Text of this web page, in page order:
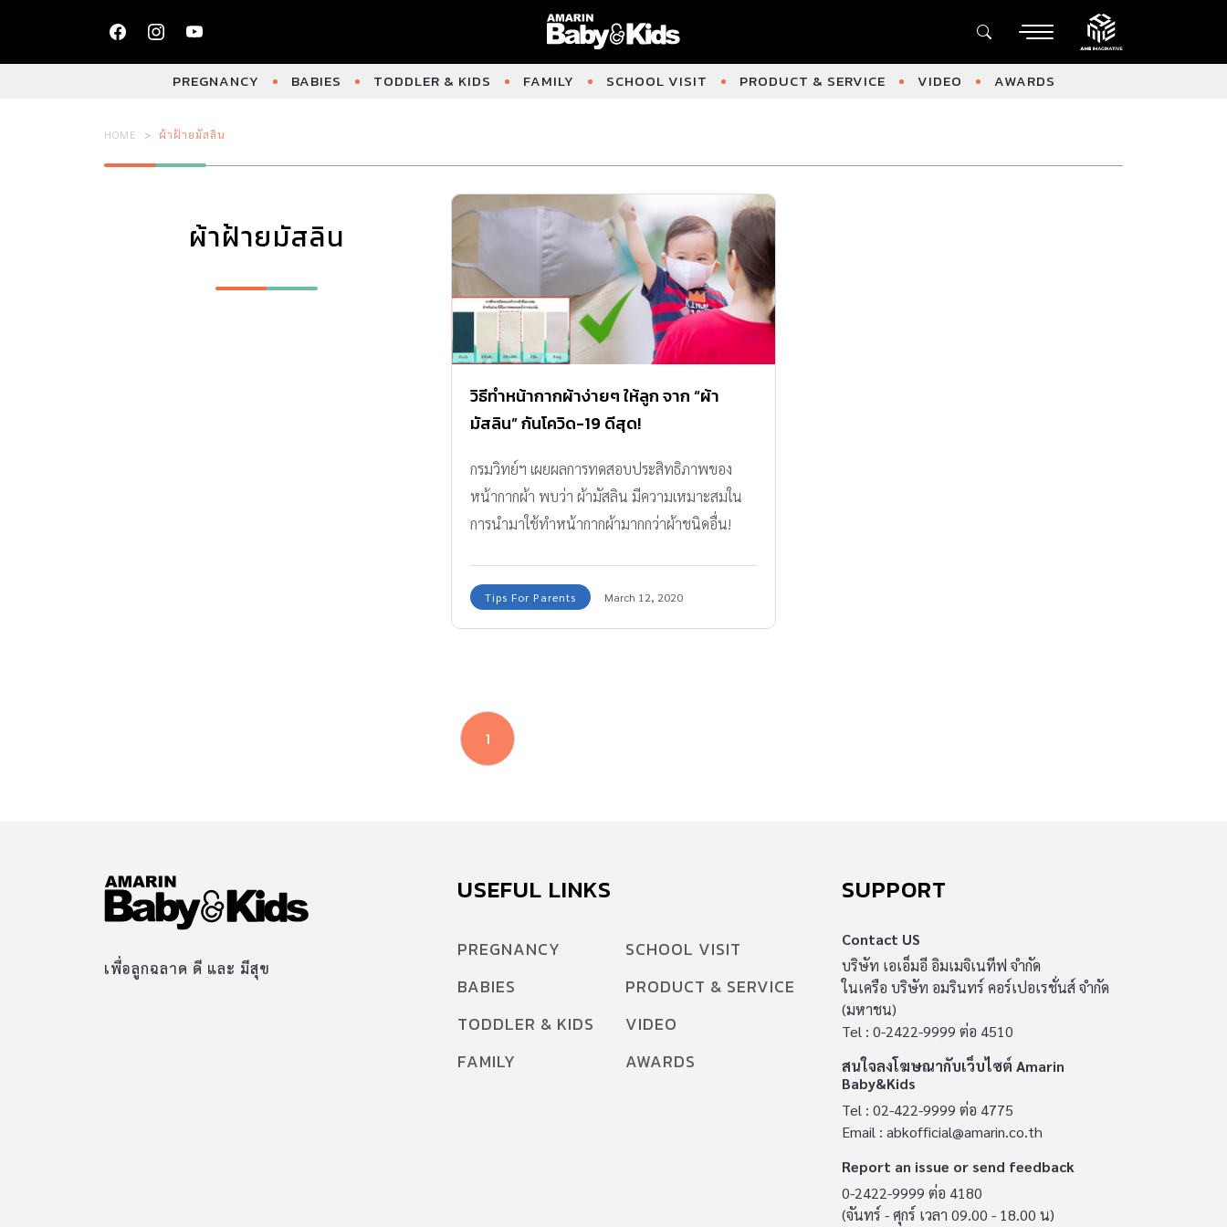
PREGNANCY BABIES TODDLER & KIDS FAMILY SCHOOL VISIT PRODUCT & SERVICE VIDEO AWARDS
HOME ผ้าฝ้ายมัสลิน
ผ้าฝ้ายมัสลิน
วิธีทำหน้ากากผ้าง่ายๆ ให้ลูก จาก “ผ้า
มัสลิน” กันโควิด-19 ดีสุด!
กรมวิทย์ฯ เผยผลการทดสอบประสิทธิภาพของ
หน้ากากผ้า พบว่า ผ้ามัสลิน มีความเหมาะสมใน
การนำมาใช้ทำหน้ากากผ้ามากกว่าผ้าชนิดอื่น!
Tips For Parents March 12, 2020
1
เพื่อลูกฉลาด ดี และ มีสุข
USEFUL LINKS
PREGNANCY
BABIES
TODDLER & KIDS
FAMILY
SCHOOL VISIT
PRODUCT & SERVICE
VIDEO
AWARDS
SUPPORT
Contact US
บริษัท เอเอ็มอี อิมเมจิเนทีฟ จำกัด
ในเครือ บริษัท อมรินทร์ คอร์เปอเรชั่นส์ จำกัด
(มหาชน)
Tel : 0-2422-9999 ต่อ 4510
สนใจลงโฆษณากับเว็บไซต์ Amarin
Baby&Kids
Tel : 02-422-9999 ต่อ 4775
Email : abkofficial@amarin.co.th
Report an issue or send feedback
0-2422-9999 ต่อ 4180
(จันทร์ - ศุกร์ เวลา 09.00 - 18.00 น)